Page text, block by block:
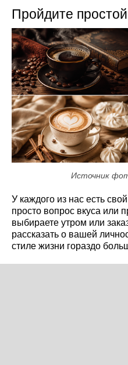
Пройдите простой
Источник
У каждого из нас есть
просто вопрос вкуса или
выбираете утром или
рассказать о вашей
стиле жизни гораздо